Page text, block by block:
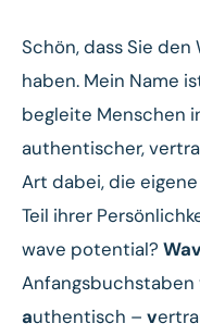
Schön, dass Sie
haben. Mein Name
begleite Menschen
authentischer,
Art dabei, die eigene
Teil ihrer
wave potential?
Anfangsbuchstaben
authentisch – v